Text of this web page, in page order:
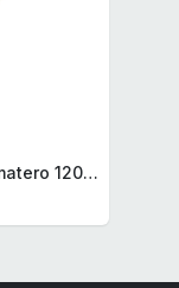
BRA Signature | Cuchillo tomatero 120 mm, Acero Inoxidable alemán forjado con Molibdeno Vanadio, Mango Remachado ABS, Diseño Ergonómico, Hoja 1,6 mm espesor